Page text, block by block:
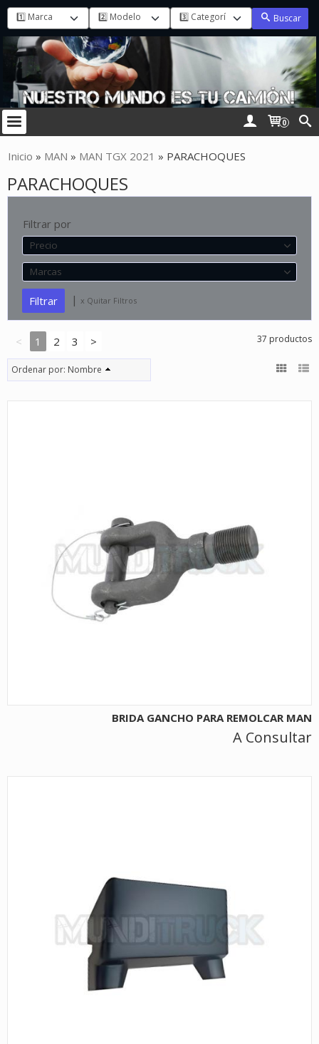
Buscar
0
Inicio » MAN » MAN TGX 2021 » PARACHOQUES
PARACHOQUES
Filtrar por
Precio
Marcas
| x Quitar Filtros
< 1 2 3 > 37 productos
Ordenar por: Nombre
BRIDA GANCHO PARA REMOLCAR MAN
A Consultar